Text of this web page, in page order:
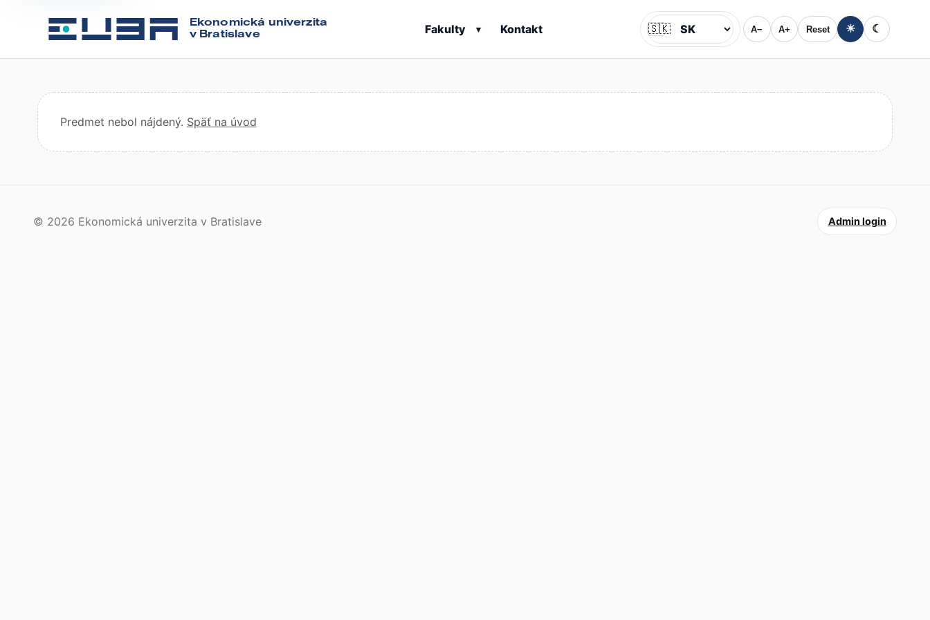
Ekonomická univerzita
v Bratislave
Fakulty ▾ Kontakt Jazyk
🇸🇰 A− A+ Reset ☀ ☾
Predmet nebol nájdený. Späť na úvod
© 2026 Ekonomická univerzita v Bratislave Admin login